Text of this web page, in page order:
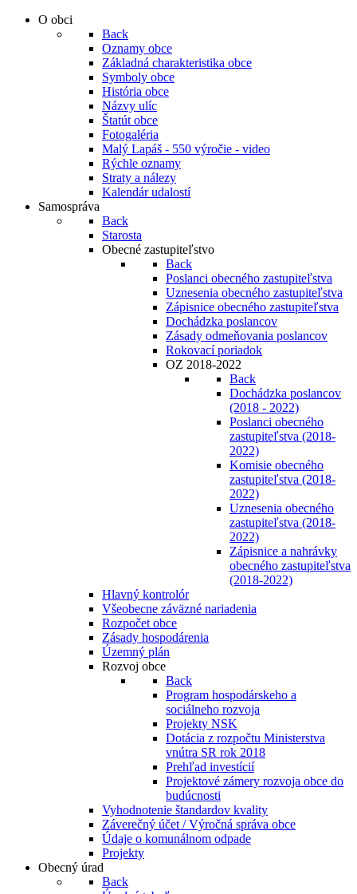
O obci
Back
Oznamy obce
Základná charakteristika obce
Symboly obce
História obce
Názvy ulíc
Štatút obce
Fotogaléria
Malý Lapáš - 550 výročie - video
Rýchle oznamy
Straty a nálezy
Kalendár udalostí
Samospráva
Back
Starosta
Obecné zastupiteľstvo
Back
Poslanci obecného zastupiteľstva
Uznesenia obecného zastupiteľstva
Zápisnice obecného zastupiteľstva
Dochádzka poslancov
Zásady odmeňovania poslancov
Rokovací poriadok
OZ 2018-2022
Back
Dochádzka poslancov
(2018 - 2022)
Poslanci obecného
zastupiteľstva (2018-
2022)
Komisie obecného
zastupiteľstva (2018-
2022)
Uznesenia obecného
zastupiteľstva (2018-
2022)
Zápisnice a nahrávky
obecného zastupiteľstva
(2018-2022)
Hlavný kontrolór
Všeobecne záväzné nariadenia
Rozpočet obce
Zásady hospodárenia
Územný plán
Rozvoj obce
Back
Program hospodárskeho a
sociálneho rozvoja
Projekty NSK
Dotácia z rozpočtu Ministerstva
vnútra SR rok 2018
Prehľad investícií
Projektové zámery rozvoja obce do
budúcnosti
Vyhodnotenie štandardov kvality
Záverečný účet / Výročná správa obce
Údaje o komunálnom odpade
Projekty
Obecný úrad
Back